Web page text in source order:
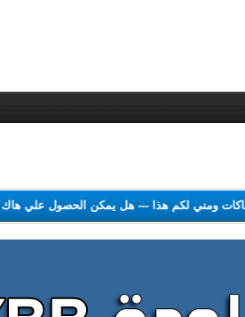
ومني لكم هذا---هل يمكن الحصول علي